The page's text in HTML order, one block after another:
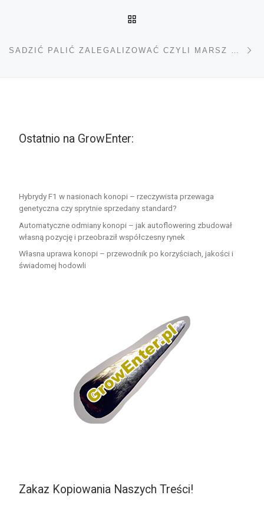
Ostatnio na GrowEnter:
Hybrydy F1 w nasionach konopi – rzeczywista przewaga
genetyczna czy sprytnie sprzedany standard?
Automatyczne odmiany konopi – jak autoflowering zbudował
własną pozycję i przeobraził współczesny rynek
Własna uprawa konopi – przewodnik po korzyściach, jakości i
świadomej hodowli
Zakaz Kopiowania Naszych Treści!